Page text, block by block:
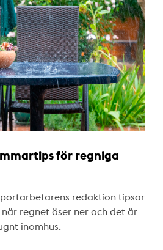
för regniga
redaktion tipsar
regnet öser ner och det är
inomhus.